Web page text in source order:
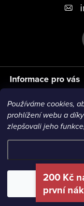
Používáme cookies,
prohlížení webu a
zlepšovali jeho
Odmítnout
Informace pro vás
Blog
Copyright 2026Le Mode
200 Kč
první